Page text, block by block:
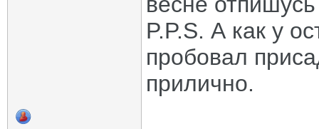
P.P.S. А как у
пробовал
прилично.